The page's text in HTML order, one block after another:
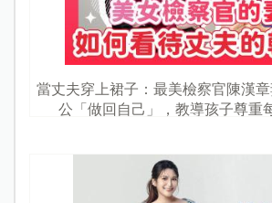
當丈夫穿上裙子：最美檢察官陳漢
公「做回自己」，教導孩子尊重